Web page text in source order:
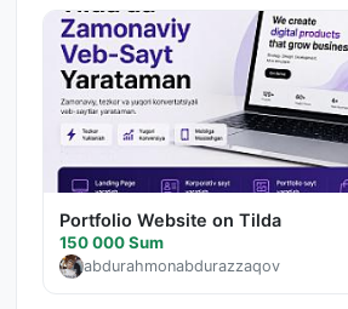
Portfolio Website on Tilda
150 000 Sum
abdurahmonabdurazzaqov